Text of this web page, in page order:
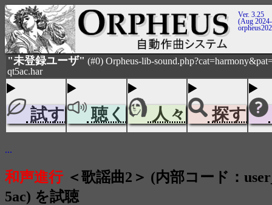
Ver. 3.25
(Aug
"未登録ユーザ" (#0) Orpheus-lib-
qt5ac.har
試す 聴く 人々 探す
...
和声進行＜歌謡曲2＞ (内部コード：
5ac) を試聴